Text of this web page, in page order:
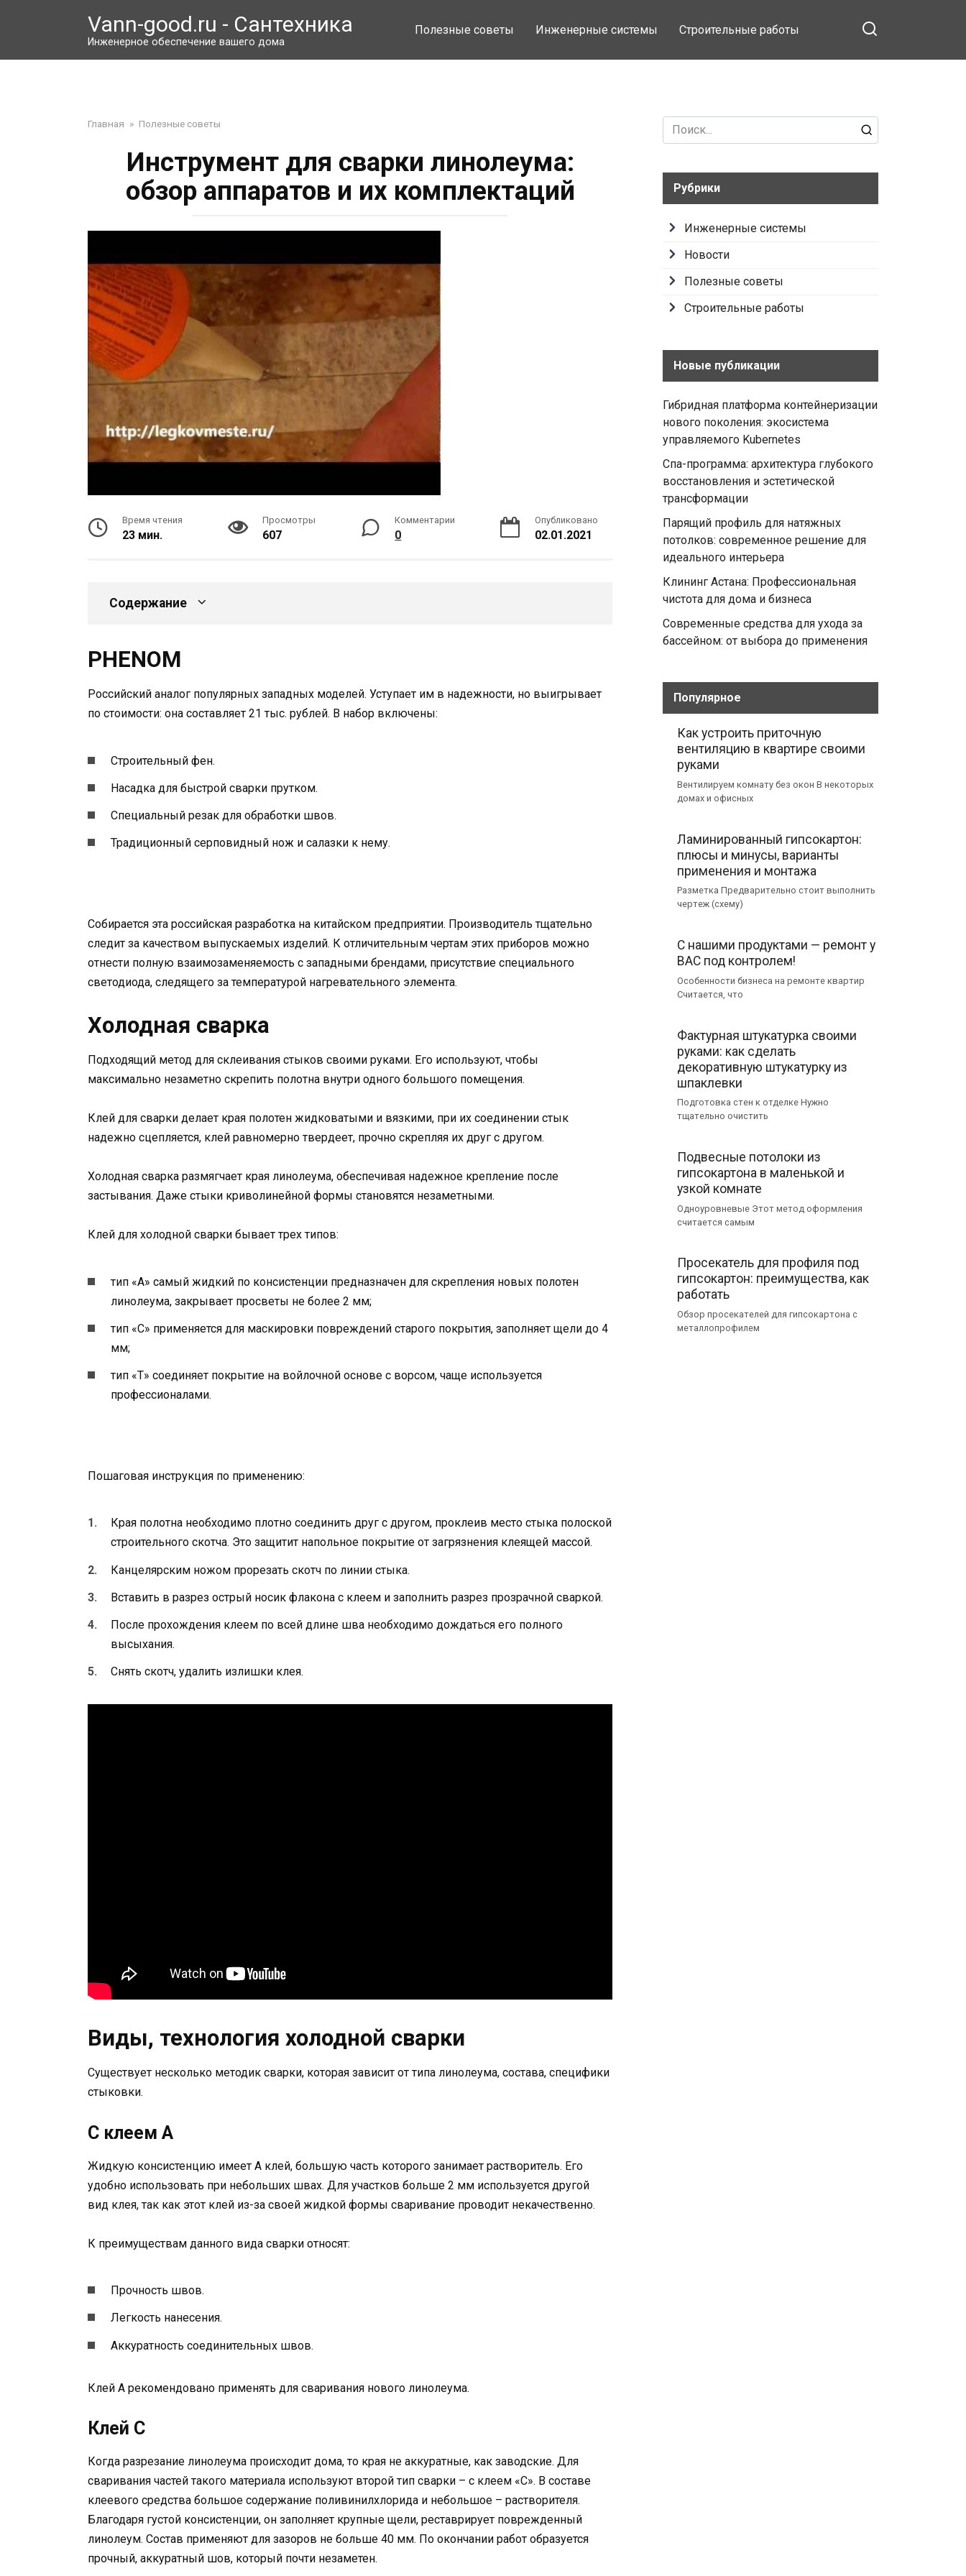
Vann-good.ru - Сантехника
Инженерное обеспечение вашего дома
Полезные советы Инженерные системы Строительные работы
Главная » Полезные советы
Инструмент для сварки линолеума:
обзор аппаратов и их комплектаций
Время чтения
23 мин.
Просмотры
607
Комментарии
0
Опубликовано
02.01.2021
Содержание
PHENOM
Российский аналог популярных западных моделей. Уступает им в надежности, но выигрывает
по стоимости: она составляет 21 тыс. рублей. В набор включены:
Строительный фен.
Насадка для быстрой сварки прутком.
Специальный резак для обработки швов.
Традиционный серповидный нож и салазки к нему.
Собирается эта российская разработка на китайском предприятии. Производитель тщательно
следит за качеством выпускаемых изделий. К отличительным чертам этих приборов можно
отнести полную взаимозаменяемость с западными брендами, присутствие специального
светодиода, следящего за температурой нагревательного элемента.
Холодная сварка
Подходящий метод для склеивания стыков своими руками. Его используют, чтобы
максимально незаметно скрепить полотна внутри одного большого помещения.
Клей для сварки делает края полотен жидковатыми и вязкими, при их соединении стык
надежно сцепляется, клей равномерно твердеет, прочно скрепляя их друг с другом.
Холодная сварка размягчает края линолеума, обеспечивая надежное крепление после
застывания. Даже стыки криволинейной формы становятся незаметными.
Клей для холодной сварки бывает трех типов:
тип «А» самый жидкий по консистенции предназначен для скрепления новых полотен
линолеума, закрывает просветы не более 2 мм;
тип «С» применяется для маскировки повреждений старого покрытия, заполняет щели до 4
мм;
тип «Т» соединяет покрытие на войлочной основе с ворсом, чаще используется
профессионалами.
Пошаговая инструкция по применению:
Края полотна необходимо плотно соединить друг с другом, проклеив место стыка полоской
строительного скотча. Это защитит напольное покрытие от загрязнения клеящей массой.
Канцелярским ножом прорезать скотч по линии стыка.
Вставить в разрез острый носик флакона с клеем и заполнить разрез прозрачной сваркой.
После прохождения клеем по всей длине шва необходимо дождаться его полного
высыхания.
Снять скотч, удалить излишки клея.
Виды, технология холодной сварки
Существует несколько методик сварки, которая зависит от типа линолеума, состава, специфики
стыковки.
С клеем А
Жидкую консистенцию имеет А клей, большую часть которого занимает растворитель. Его
удобно использовать при небольших швах. Для участков больше 2 мм используется другой
вид клея, так как этот клей из-за своей жидкой формы сваривание проводит некачественно.
К преимуществам данного вида сварки относят:
Прочность швов.
Легкость нанесения.
Аккуратность соединительных швов.
Клей А рекомендовано применять для сваривания нового линолеума.
Клей С
Когда разрезание линолеума происходит дома, то края не аккуратные, как заводские. Для
сваривания частей такого материала используют второй тип сварки – с клеем «С». В составе
клеевого средства большое содержание поливинилхлорида и небольшое – растворителя.
Благодаря густой консистенции, он заполняет крупные щели, реставрирует поврежденный
линолеум. Состав применяют для зазоров не больше 40 мм. По окончании работ образуется
прочный, аккуратный шов, который почти незаметен.
Search
for:
Рубрики
Инженерные системы
Новости
Полезные советы
Строительные работы
Новые публикации
Гибридная платформа контейнеризации
нового поколения: экосистема
управляемого Kubernetes
Спа-программа: архитектура глубокого
восстановления и эстетической
трансформации
Парящий профиль для натяжных
потолков: современное решение для
идеального интерьера
Клининг Астана: Профессиональная
чистота для дома и бизнеса
Современные средства для ухода за
бассейном: от выбора до применения
Популярное
Как устроить приточную
вентиляцию в квартире своими
руками
Вентилируем комнату без окон В некоторых
домах и офисных
Ламинированный гипсокартон:
плюсы и минусы, варианты
применения и монтажа
Разметка Предварительно стоит выполнить
чертеж (схему)
С нашими продуктами — ремонт у
ВАС под контролем!
Особенности бизнеса на ремонте квартир
Считается, что
Фактурная штукатурка своими
руками: как сделать
декоративную штукатурку из
шпаклевки
Подготовка стен к отделке Нужно
тщательно очистить
Подвесные потолоки из
гипсокартона в маленькой и
узкой комнате
Одноуровневые Этот метод оформления
считается самым
Просекатель для профиля под
гипсокартон: преимущества, как
работать
Обзор просекателей для гипсокартона с
металлопрофилем